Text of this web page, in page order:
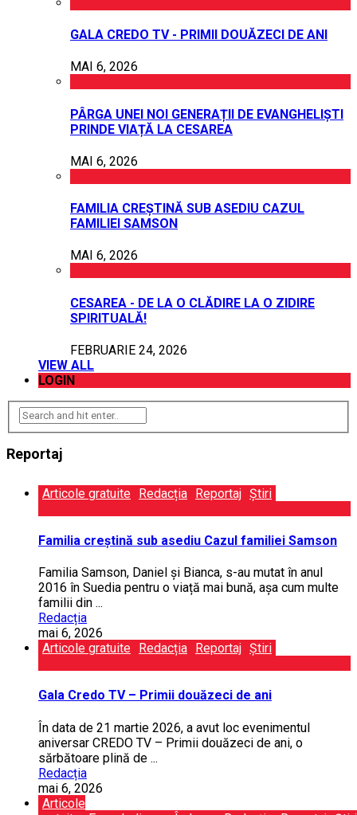
GALA CREDO TV - PRIMII DOUĂZECI DE ANI
MAI 6, 2026
PÂRGA UNEI NOI GENERAȚII DE EVANGHELIȘTI
PRINDE VIAȚĂ LA CESAREA
MAI 6, 2026
FAMILIA CREȘTINĂ SUB ASEDIU CAZUL
FAMILIEI SAMSON
MAI 6, 2026
CESAREA - DE LA O CLĂDIRE LA O ZIDIRE
SPIRITUALĂ!
FEBRUARIE 24, 2026
VIEW ALL
LOGIN
Reportaj
Articole gratuite Redacția Reportaj Știri
Familia creștină sub asediu Cazul familiei Samson
Familia Samson, Daniel și Bianca, s-au mutat în anul
2016 în Suedia pentru o viață mai bună, așa cum multe
familii din ...
Redacția
mai 6, 2026
Articole gratuite Redacția Reportaj Știri
Gala Credo TV – Primii douăzeci de ani
În data de 21 martie 2026, a avut loc evenimentul
aniversar CREDO TV – Primii douăzeci de ani, o
sărbătoare plină de ...
Redacția
mai 6, 2026
Articole